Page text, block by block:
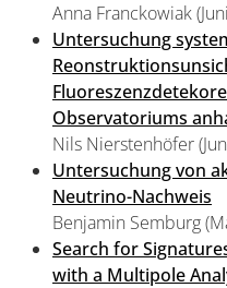
Anna Franckowiak
Untersuchung
Observatoriums
Nils Nierstenhöfer
Untersuchung von
Neutrino-Nachweis
Benjamin Semburg
Search for
with a Multipole